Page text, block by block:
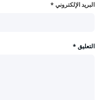
البريد الإلكتروني *
التعليق *